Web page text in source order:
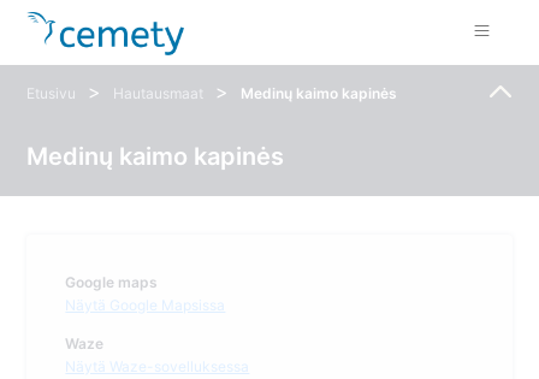
Etusivu > Hautausmaat > Medinų kaimo kapinės
Medinų kaimo kapinės
Google maps
Näytä Google Mapsissa
Waze
Näytä Waze-sovelluksessa